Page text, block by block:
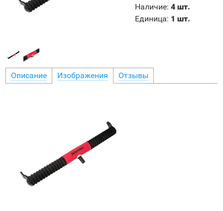
Наличие: 4 шт.
Единица: 1 шт.
Описание Изображения Отзывы